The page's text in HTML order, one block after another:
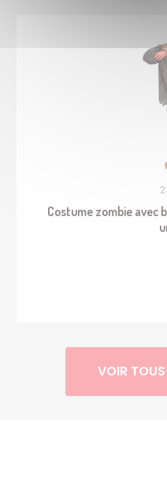
Costume zombie
VOIR